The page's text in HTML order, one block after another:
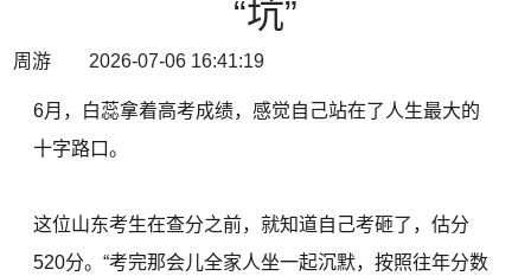
“坑”
周游 2026-07-06 16:41:19
6月，白蕊拿着高考成绩，感觉自己站在了人生最大的
十字路口。
这位山东考生在查分之前，就知道自己考砸了，估分
520分。“考完那会儿全家人坐一起沉默，按照往年分数